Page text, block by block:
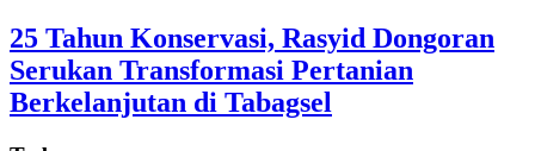
25 Tahun Konservasi, Rasyid Dongoran
Serukan Transformasi Pertanian
Berkelanjutan di Tabagsel